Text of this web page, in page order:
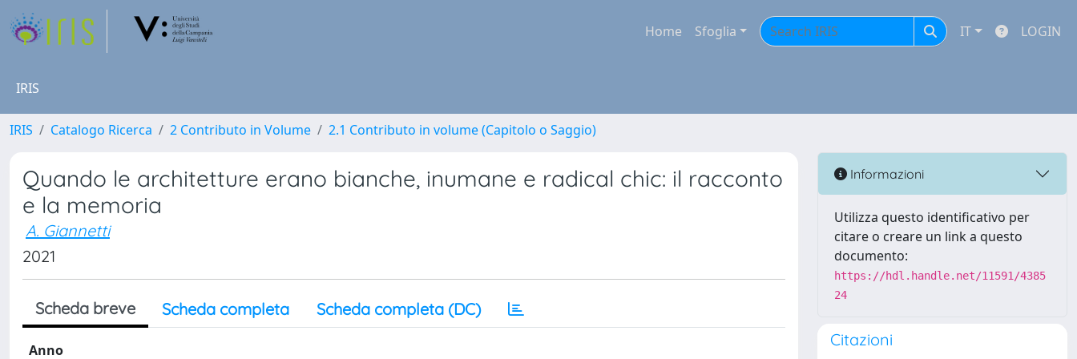
Home Sfoglia IT LOGIN
IRIS
IRIS Catalogo Ricerca 2 Contributo in Volume 2.1 Contributo in volume (Capitolo o Saggio)
Quando le architetture erano bianche, inumane e radical chic: il racconto
e la memoria
A. Giannetti
2021
Scheda breve Scheda completa Scheda completa (DC)
Anno
Informazioni
Utilizza questo identificativo per
citare o creare un link a questo
documento:
https://hdl.handle.net/11591/4385
24
Citazioni